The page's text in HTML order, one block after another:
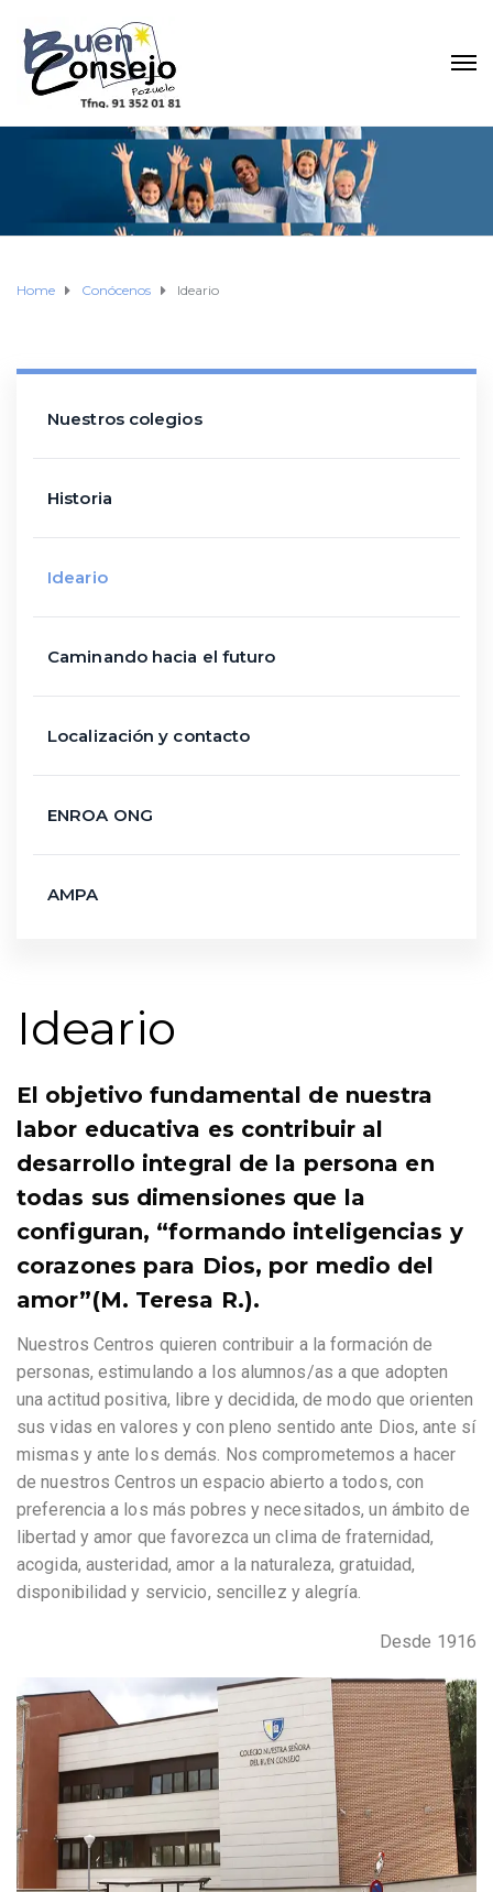
Home Conócenos Ideario
Ideario
El objetivo fundamental de nuestra
labor educativa es contribuir al
desarrollo integral de la persona en
todas sus dimensiones que la
configuran, “formando inteligencias y
corazones para Dios, por medio del
amor”(M. Teresa R.).
Nuestros Centros quieren contribuir a la formación de
personas, estimulando a los alumnos/as a que adopten
una actitud positiva, libre y decidida, de modo que orienten
sus vidas en valores y con pleno sentido ante Dios, ante sí
mismas y ante los demás. Nos comprometemos a hacer
de nuestros Centros un espacio abierto a todos, con
preferencia a los más pobres y necesitados, un ámbito de
libertad y amor que favorezca un clima de fraternidad,
acogida, austeridad, amor a la naturaleza, gratuidad,
disponibilidad y servicio, sencillez y alegría.
Desde 1916
Nuestros colegios
Historia
Ideario
Caminando hacia el futuro
Localización y contacto
ENROA ONG
AMPA